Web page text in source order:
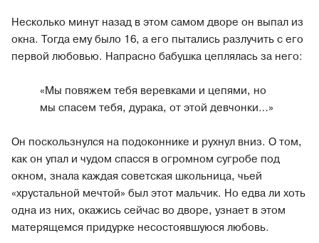
Несколько минут назад в этом самом дворе он выпал из
окна. Тогда ему было 16, а его пытались разлучить с его
первой любовью. Напрасно бабушка цеплялась за него:
«Мы повяжем тебя веревками и цепями, но
мы спасем тебя, дурака, от этой девчонки…»
Он поскользнулся на подоконнике и рухнул вниз. О том,
как он упал и чудом спасся в огромном сугробе под
окном, знала каждая советская школьница, чьей
«хрустальной мечтой» был этот мальчик. Но едва ли хоть
одна из них, окажись сейчас во дворе, узнает в этом
матерящемся придурке несостоявшуюся любовь.